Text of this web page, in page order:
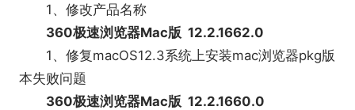
1、修改产品名称
360极速浏览器Mac版 12.2.1662.0
1、修复macOS12.3系统上安装mac浏览器pkg版
本失败问题
360极速浏览器Mac版 12.2.1660.0